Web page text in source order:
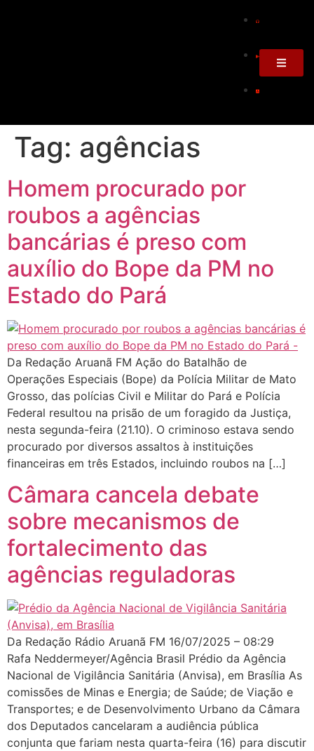
Tag: agências
Homem procurado por
roubos a agências
bancárias é preso com
auxílio do Bope da PM no
Estado do Pará
Da Redação Aruanã FM Ação do Batalhão de
Operações Especiais (Bope) da Polícia Militar de Mato
Grosso, das polícias Civil e Militar do Pará e Polícia
Federal resultou na prisão de um foragido da Justiça,
nesta segunda-feira (21.10). O criminoso estava sendo
procurado por diversos assaltos à instituições
financeiras em três Estados, incluindo roubos na […]
Câmara cancela debate
sobre mecanismos de
fortalecimento das
agências reguladoras
Da Redação Rádio Aruanã FM 16/07/2025 – 08:29
Rafa Neddermeyer/Agência Brasil Prédio da Agência
Nacional de Vigilância Sanitária (Anvisa), em Brasília As
comissões de Minas e Energia; de Saúde; de Viação e
Transportes; e de Desenvolvimento Urbano da Câmara
dos Deputados cancelaram a audiência pública
conjunta que fariam nesta quarta-feira (16) para discutir